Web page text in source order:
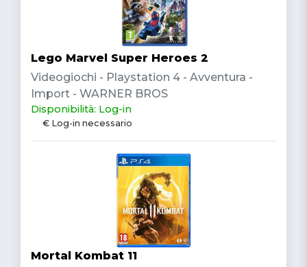
Lego Marvel Super Heroes 2
Videogiochi - Playstation 4 - Avventura -
Import - WARNER BROS
Disponibilità: Log-in
€ Log-in necessario
Mortal Kombat 11